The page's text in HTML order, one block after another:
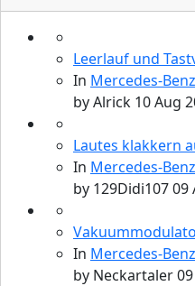
Leerlauf und
In Mercedes-
byAlrick 10 Aug
Lautes klakkern
In Mercedes-
by 129Didi10709
In Mercedes-
by Neckartaler